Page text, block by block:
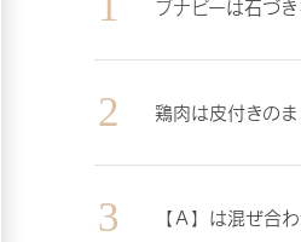
ブナピーは石づ
鶏肉は皮付きの
【Ａ】は混ぜ合